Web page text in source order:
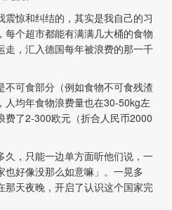
惊和纠结的，其实是我自己的习
每个超市都能有满满几大桶的食物
走，汇入德国每年被浪费的那一千
可食部分（例如食物不可食残渣
人均年食物浪费量也在30-50kg左
费了2-300欧元（折合人民币2000
久，只能一边单方面听他们说，一
好像没那么如意嘛」。一晃多
那天夜晚，开启了认识这个国家完